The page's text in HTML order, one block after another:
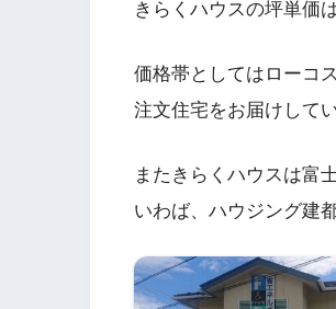
きらくハウスの坪単価
価格帯としてはローコ
注文住宅をお届けしてい
またきらくハウスは富
いわば、ハウジング建